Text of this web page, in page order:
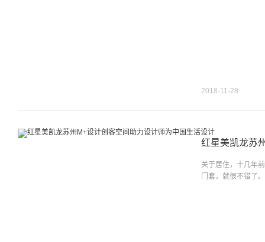
2018-11-28
红星美凯龙苏
关于居住，十几年
门套，就很不错了